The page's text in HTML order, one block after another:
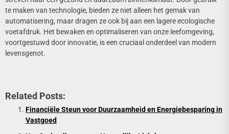
te maken van technologie, bieden ze niet alleen het gemak van
automatisering, maar dragen ze ook bij aan een lagere ecologische
voetafdruk. Het bewaken en optimaliseren van onze leefomgeving,
voortgestuwd door innovatie, is een cruciaal onderdeel van modern
levensgenot.
Related Posts:
Financiële Steun voor Duurzaamheid en Energiebesparing in
Vastgoed